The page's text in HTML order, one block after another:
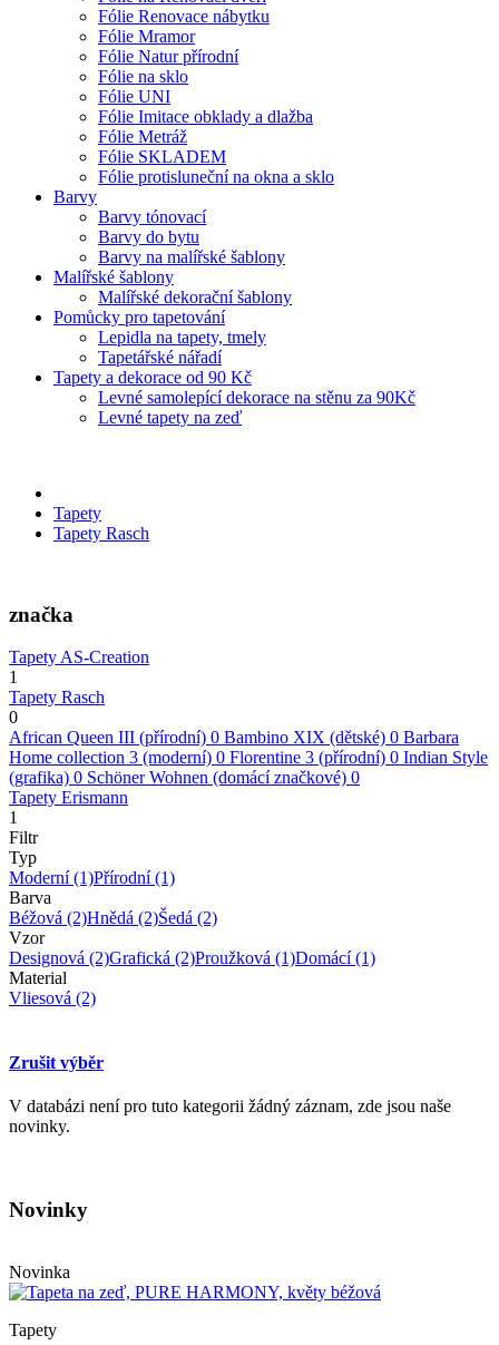
Fólie Renovace nábytku
Fólie Mramor
Fólie Natur přírodní
Fólie na sklo
Fólie UNI
Fólie Imitace obklady a dlažba
Fólie Metráž
Fólie SKLADEM
Fólie protisluneční na okna a sklo
Barvy
Barvy tónovací
Barvy do bytu
Barvy na malířské šablony
Malířské šablony
Malířské dekorační šablony
Pomůcky pro tapetování
Lepidla na tapety, tmely
Tapetářské nářadí
Tapety a dekorace od 90 Kč
Levné samolepící dekorace na stěnu za 90Kč
Levné tapety na zeď
Tapety
Tapety Rasch
značka
Tapety AS-Creation
1
Tapety Rasch
0
African Queen III (přírodní) 0 Bambino XIX (dětské) 0 Barbara
Home collection 3 (moderní) 0 Florentine 3 (přírodní) 0 Indian Style
(grafika) 0 Schöner Wohnen (domácí značkové) 0
Tapety Erismann
1
Filtr
Typ
Moderní(1)Přírodní(1)
Barva
Béžová (2)Hnědá (2)Šedá (2)
Vzor
Designová (2)Grafická (2)Proužková (1)Domácí(1)
Material
Vliesová (2)
Zrušit výběr
V databázi není pro tuto kategorii žádný záznam, zde jsou naše
novinky.
Novinky
Novinka
Tapety